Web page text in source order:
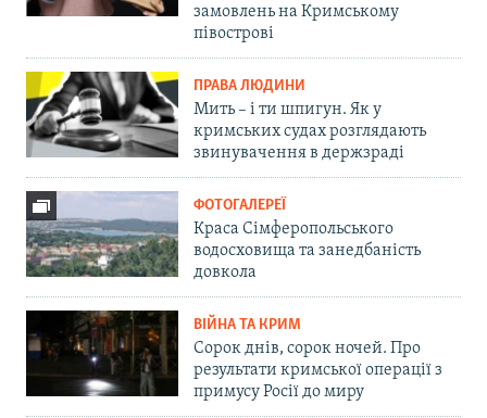
замовлень на Кримському
півострові
ПРАВА ЛЮДИНИ
Мить – і ти шпигун. Як у
кримських судах розглядають
звинувачення в держзраді
ФОТОГАЛЕРЕЇ
Краса Сімферопольського
водосховища та занедбаність
довкола
ВІЙНА ТА КРИМ
Сорок днів, сорок ночей. Про
результати кримської операції з
примусу Росії до миру